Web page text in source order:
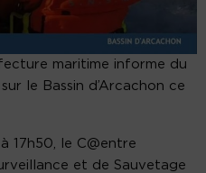
maritime informe du
le Bassin d’Arcachon ce
17h50, le C@entre
et de Sauvetage